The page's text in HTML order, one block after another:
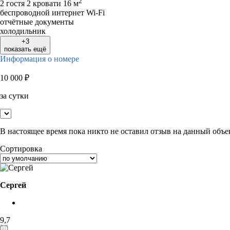
2 гостя 2 кровати 16 м
беспроводной интернет Wi-Fi
отчётные документы
холодильник
+3
показать ещё
Информация о номере
10 000 ₽
за сутки
В настоящее время пока никто не оставил отзыв на данный
Сортировка
Сергей
9,7